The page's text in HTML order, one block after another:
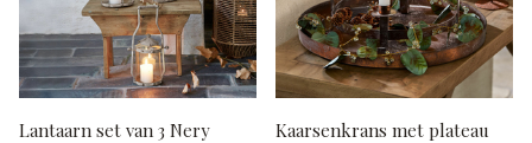
Lantaarn set van 3 Nery
Kaarsenkrans met plateau